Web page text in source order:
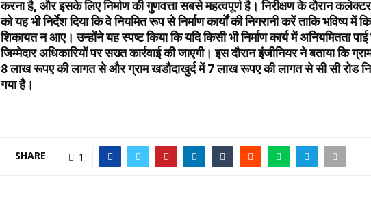
करना है, और इसके लिए निर्माण की गुणवत्ता सबसे महत्वपूर्ण है। निरीक्षण के दौरान
को यह भी निर्देश दिया कि वे नियमित रूप से निर्माण कार्यों की निगरानी करें ताकि भविष्य में
शिकायत न आए। उन्होंने यह स्पष्ट किया कि यदि किसी भी निर्माण कार्य में अनियमितता पाई
जिम्मेदार अधिकारियों पर सख्त कार्रवाई की जाएगी। इस दौरान इंजीनियर ने बताया कि
8 लाख रूपए की लागत से और ग्राम खडौदाखुर्द में 7 लाख रूपए की लागत से सी सी रोड
गया है।
SHARE 1